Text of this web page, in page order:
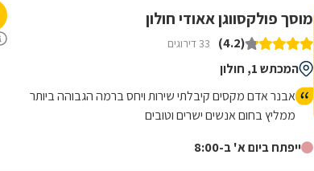
מוסך פולקסווגן אאודי חולון
(4.2) 33 דירוגים
המכתש 1, חולון
אבנר אדם מקסים קיבלתי שירות ויחס ברמה הגבוהה ביותר
ממליץ בחום אנשים ישרים וטובים
ייפתח ביום א' ב-8:00